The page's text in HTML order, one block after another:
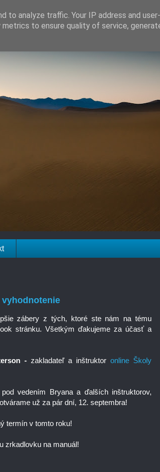
vyhodnotenie
zábery z tých, ktoré ste nám na tému
stránku. Všetkým ďakujeme za účasť a
-zakladateľ a inštruktoronline Školy
vedením Bryana a ďalších inštruktorov,
už za pár dní, 12. septembra!
termín v tomto roku!
zrkadlovku na manuál!
to analyze traffic. Your IP address and
to ensure quality of service,